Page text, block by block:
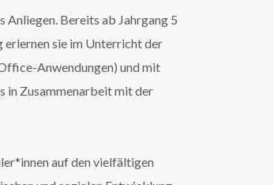
Anliegen. Bereits ab Jahrgang 5
erlernen sie im Unterricht der
Anwendungen) und mit
in Zusammenarbeit mit der
auf den vielfältigen